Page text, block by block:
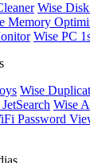
Wise
Memory
Wise PC
Wise
Wise
Password